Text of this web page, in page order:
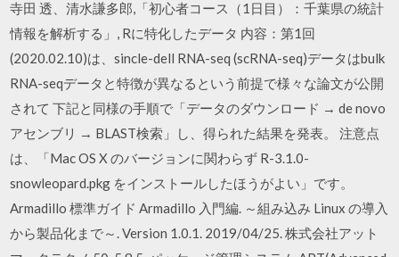
寺田 透、清水謙多郎,「初心者コース（1日目）：千葉県の統計
情報を解析する」, Rに特化したデータ 内容：第1回
(2020.02.10)は、sincle-dell RNA-seq (scRNA-seq)データはbulk
RNA-seqデータと特徴が異なるという前提で様々な論文が公開
されて 下記と同様の手順で「データのダウンロード → de novo
アセンブリ → BLAST検索」し、得られた結果を発表。 注意点
は、「Mac OS X のバージョンに関わらず R-3.1.0-
snowleopard.pkg をインストールしたほうがよい」です。
Armadillo 標準ガイド Armadillo 入門編. ～組み込み Linux の導入
から製品化まで～. Version 1.0.1. 2019/04/25. 株式会社アット